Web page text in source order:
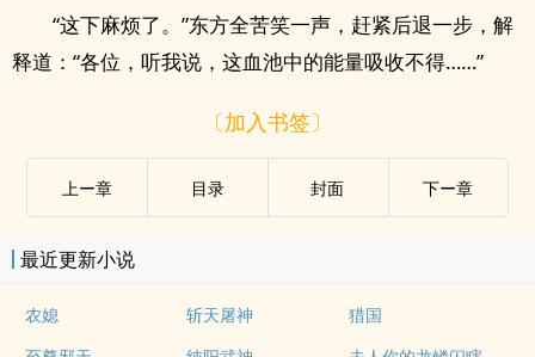
“这下麻烦了。”东方全苦笑一声，赶紧后退一步，解
释道：“各位，听我说，这血池中的能量吸收不得……”
〔加入书签〕
上ー章 目录 封面 下ー章
最近更新小说
农媳 斩天屠神
猎国